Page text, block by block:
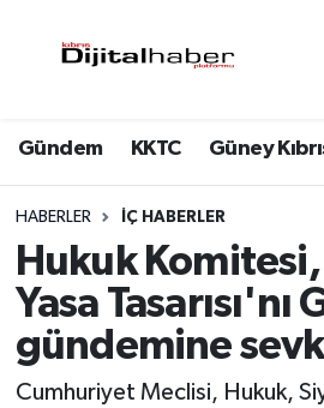
Gündem KKTC Güney
HABERLER İÇ HABERLER
Hukuk
Yasa Tasarısı'nı
gündemine
Cumhuriyet Meclisi, Hukuk,
Trafik Durumu
Süper Lig Puan Durumu ve
Tüm Manşetler
Son Dakika Haberleri
Haber Arşivi